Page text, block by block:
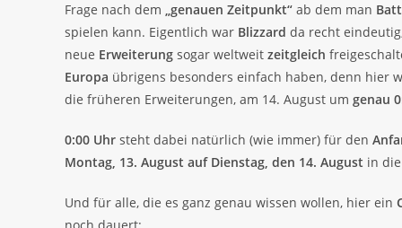
Frage nach dem „genauen Zeitpunkt“ ab dem man
spielen kann. Eigentlich war Blizzard da recht
neue Erweiterung sogar weltweit zeitgleich
Europa übrigens besonders einfach haben, denn hier
die früheren Erweiterungen, am 14. August um genau
0:00 Uhr steht dabei natürlich (wie immer) für den
Montag, 13. August auf Dienstag, den 14. August in
Und für alle, die es ganz genau wissen wollen, hier ein